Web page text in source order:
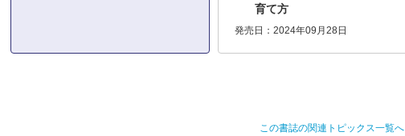
育て方
発売日：2024年09月28日
この書誌の関連トピックス一覧へ